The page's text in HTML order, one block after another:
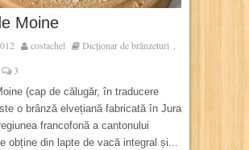
Moine
costachel Dicționar de brânzeturi ,
3
(cap de călugăr, în traducere
o brânză elvețiană fabricată în Jura
francofonă a cantonului
obține din lapte de vacă integral și...